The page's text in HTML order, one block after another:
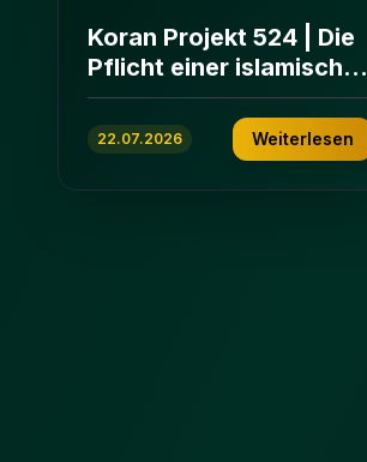
Koran Projekt 524 | Die
Pflicht einer islamischen
Gemeinschaft | Sure Āl
ʿImrān 103-112
22.07.2026 Weiterlesen